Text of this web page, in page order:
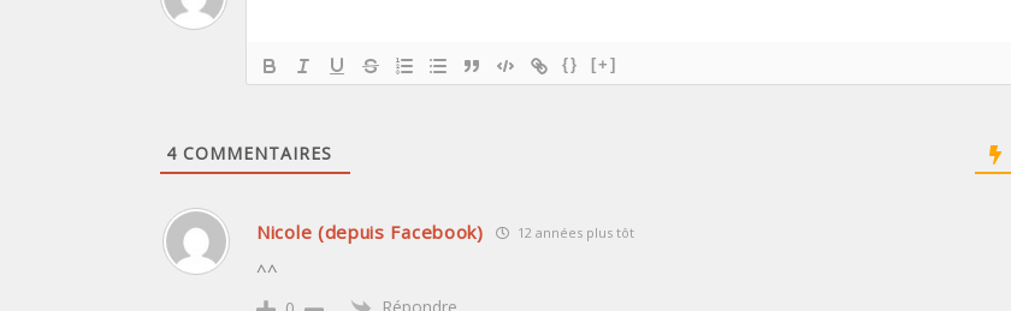
{} [+]
4 COMMENTAIRES
Nicole (depuis Facebook) 12 années plus tôt
^^